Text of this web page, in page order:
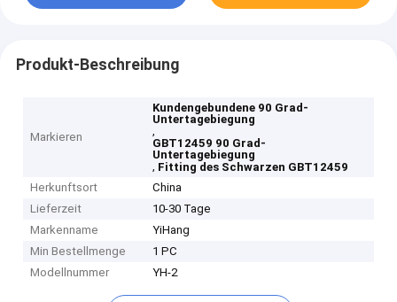
Produkt-Beschreibung
Markieren
Kundengebundene 90 Grad-
Untertagebiegung
,
GBT12459 90 Grad-
Untertagebiegung
, Fitting des Schwarzen GBT12459
Herkunftsort
China
Lieferzeit
10-30 Tage
Markenname
YiHang
Min Bestellmenge
1 PC
Modellnummer
YH-2